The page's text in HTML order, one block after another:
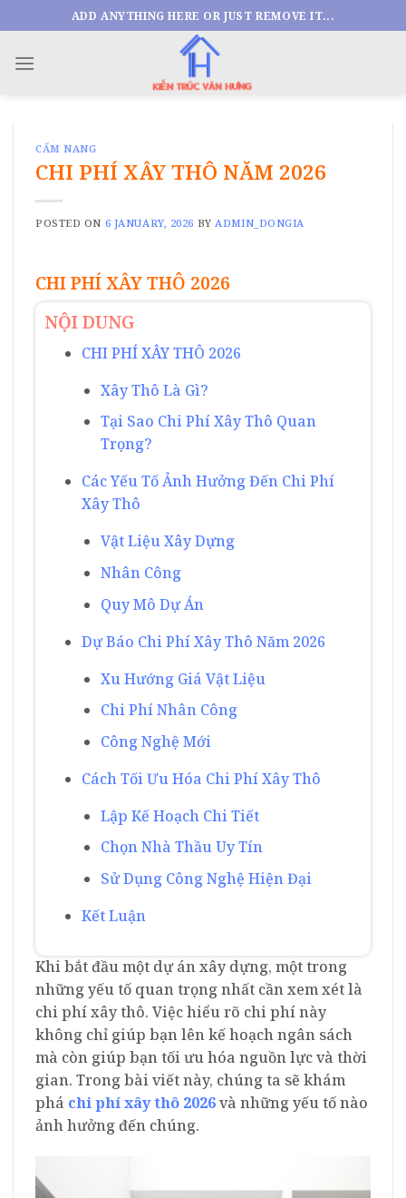
to
content
ADD ANYTHING HERE OR JUST REMOVE IT...
CẨM NANG
CHI PHÍ XÂY THÔ NĂM 2026
POSTED ON 6 JANUARY, 2026 BY ADMIN_DONGIA
CHI PHÍ XÂY THÔ 2026
NỘI DUNG
CHI PHÍ XÂY THÔ 2026
Xây Thô Là Gì?
Tại Sao Chi Phí Xây Thô Quan
Trọng?
Các Yếu Tố Ảnh Hưởng Đến Chi Phí
Xây Thô
Vật Liệu Xây Dựng
Nhân Công
Quy Mô Dự Án
Dự Báo Chi Phí Xây Thô Năm 2026
Xu Hướng Giá Vật Liệu
Chi Phí Nhân Công
Công Nghệ Mới
Cách Tối Ưu Hóa Chi Phí Xây Thô
Lập Kế Hoạch Chi Tiết
Chọn Nhà Thầu Uy Tín
Sử Dụng Công Nghệ Hiện Đại
Kết Luận
Khi bắt đầu một dự án xây dựng, một trong
những yếu tố quan trọng nhất cần xem xét là
chi phí xây thô. Việc hiểu rõ chi phí này
không chỉ giúp bạn lên kế hoạch ngân sách
mà còn giúp bạn tối ưu hóa nguồn lực và thời
gian. Trong bài viết này, chúng ta sẽ khám
phá chi phí xây thô 2026và những yếu tố nào
ảnh hưởng đến chúng.